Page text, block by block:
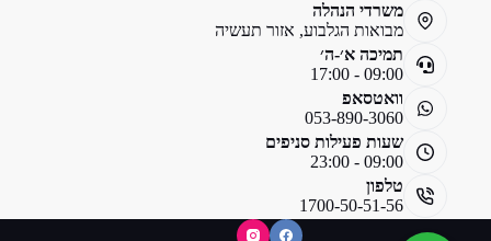
משרדי הנהלה
מבואות הגלבוע, אזור תעשיה
תמיכה א׳-ה׳
09:00 - 17:00
וואטסאפ
053-890-3060
שעות פעילות סניפים
09:00 - 23:00
טלפון
1700-50-51-56